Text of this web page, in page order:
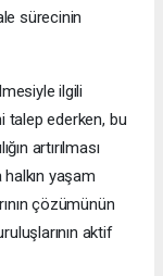
sürecinin
ilgili
talep ederken, bu
artırılması
yaşam
çözümünün
aktif